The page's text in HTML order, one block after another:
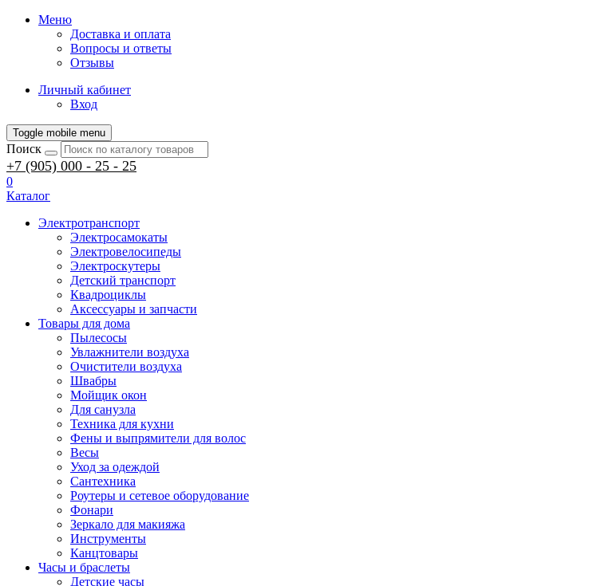
Меню
Доставка и оплата
Вопросы и ответы
Отзывы
Личный кабинет
Вход
Toggle mobile menu
Поиск
+7 (905) 000 - 25 - 25
0
Каталог
Электротранспорт
Электросамокаты
Электровелосипеды
Электроскутеры
Детский транспорт
Квадроциклы
Аксессуары и запчасти
Товары для дома
Пылесосы
Увлажнители воздуха
Очистители воздуха
Швабры
Мойщик окон
Для санузла
Техника для кухни
Фены и выпрямители для волос
Весы
Уход за одеждой
Сантехника
Роутеры и сетевое оборудование
Фонари
Зеркало для макияжа
Инструменты
Канцтовары
Часы и браслеты
Детские часы